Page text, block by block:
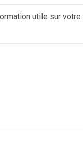
utile sur votre